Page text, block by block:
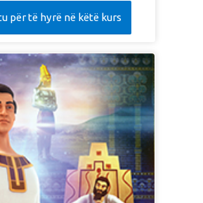
mengajak Ellie dan membawanya
bersama dengan mereka. Chris
bagaimana Ellie bertemu
kalinya dan menuntun dia
Yesus sebagai Juru Selamatnya.
kini, cuaca cerah, dan acara
diadakan, termasuk untuk Ellie!
IKUT YESUS!
Aku memilih ikut Yesus.
për të hyrë në këtë kurs